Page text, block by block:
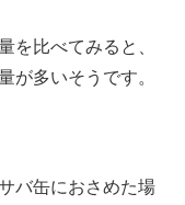
を比べてみると、
が多いそうです。
バ缶におさめた場